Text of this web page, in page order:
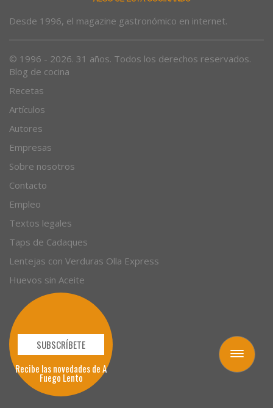
Toggle
navigation
Desde 1996, el magazine gastronómico en internet.
© 1996 - 2026. 31 años. Todos los derechos reservados.
Blog de cocina
Recetas
Artículos
Autores
Empresas
Sobre nosotros
Contacto
Empleo
Textos legales
Taps de Cadaques
Lentejas con Verduras Olla Express
Huevos sin Aceite
SUBSCRÍBETE
Recibe las novedades de A
Fuego Lento